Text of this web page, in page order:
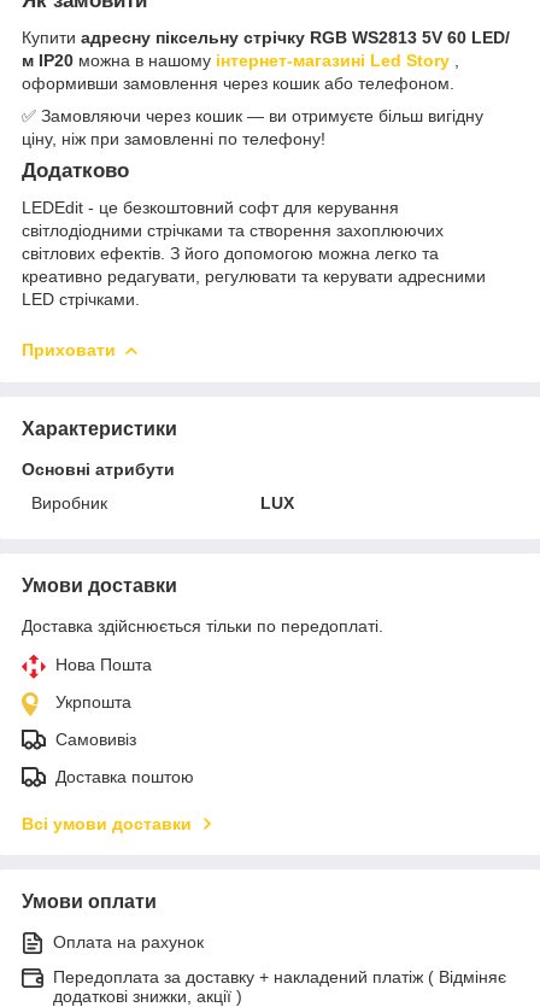
Купити адресну піксельну стрічку RGB WS2813 5V 60 LED/
м IP20 можна в нашому інтернет-магазині Led Story
оформивши замовлення через кошик або телефоном.
✅ Замовляючи через кошик — ви отримуєте більш вигідну
ціну, ніж при замовленні по телефону!
Додатково
LEDEdit - це безкоштовний софт для керування
світлодіодними стрічками та створення захоплюючих
світлових ефектів. З його допомогою можна легко та
креативно редагувати, регулювати та керувати адресними
LED стрічками.
Приховати
Характеристики
Основні атрибути
Виробник
LUX
Умови доставки
Доставка здійснюється тільки по передоплаті.
Нова Пошта
Укрпошта
Самовивіз
Доставка поштою
Всі умови доставки
Умови оплати
Оплата на рахунок
Передоплата за доставку + накладений платіж ( Відміняє
додаткові знижки, акції )